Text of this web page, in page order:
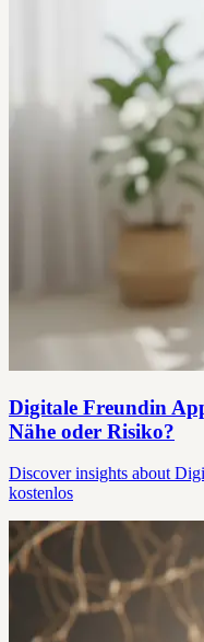
Digitale Freundin
Nähe oder Risiko?
Discover insights about
kostenlos